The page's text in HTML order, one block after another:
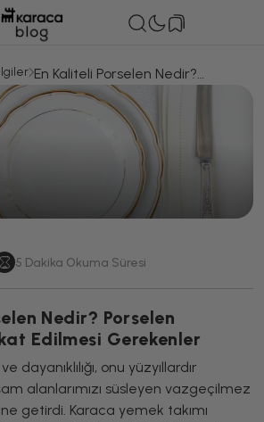
En Kaliteli Porselen Nedir?
Porselen Seçiminde Dikkat
Edilmesi Gerekenler
5 Dakika Okuma Süresi
Nedir? Porselen
Edilmesi Gerekenler
dayanıklılığı, onu yüzyıllardır
alanlarımızı süsleyen vazgeçilmez
getirdi. Karaca yemek takımı